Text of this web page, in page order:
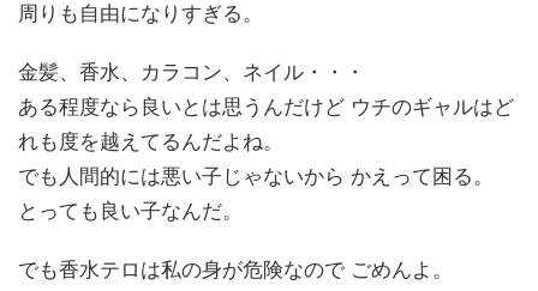
周りも自由になりすぎる。
金髪、香水、カラコン、ネイル・・・
ある程度なら良いとは思うんだけど ウチのギャルはど
れも度を越えてるんだよね。
でも人間的には悪い子じゃないから かえって困る。
とっても良い子なんだ。
でも香水テロは私の身が危険なので ごめんよ。